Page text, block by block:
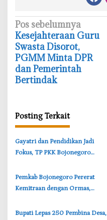
N
a
v
i
g
s
i
p
o
Pos sebelumnya
‎Kesejahteraan Guru
Swasta Disorot,
PGMM Minta DPR
dan Pemerintah
Bertindak
Posting Terkait
‎Gayatri dan Pendidikan Jadi
Fokus, TP PKK Bojonegoro
‎Pemkab Bojonegoro Pererat
Kemitraan dengan Ormas,
Literasi Digital
‎Bupati Lepas 250 Pembina Desa,